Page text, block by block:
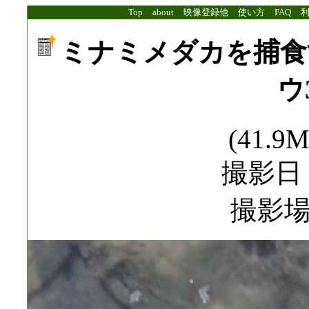
Top about 映像登録他 使い方 FAQ
ミナミメダカを捕
撮影日
撮影